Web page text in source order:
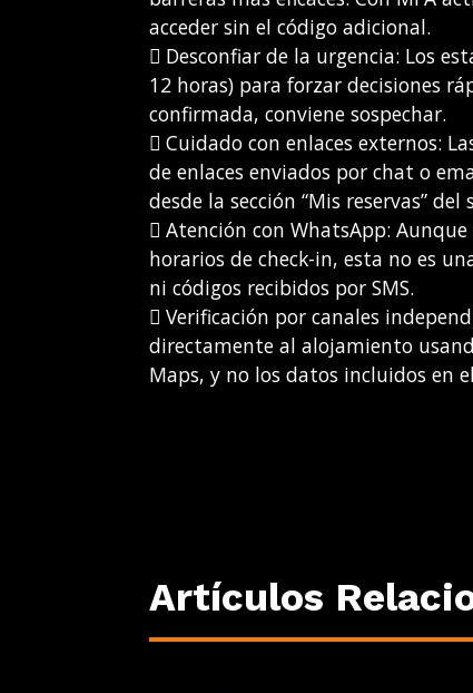
acceder sin el código adicional.
 Desconfiar de la urgencia: Los
12 horas) para forzar decisiones
confirmada, conviene sospechar.
 Cuidado con enlaces externos:
de enlaces enviados por chat o
desde la sección “Mis reservas”
 Atención con WhatsApp:
horarios de check-in, esta no es
ni códigos recibidos por SMS.
 Verificación por canales
directamente al alojamiento
Maps, y no los datos incluidos en
Artículos